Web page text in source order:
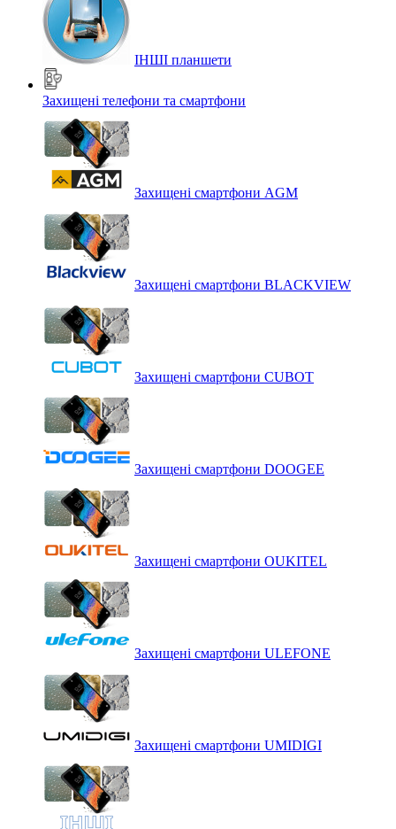
ІНШІ планшети
Захищені телефони та смартфони
Захищені смартфони AGM
Захищені смартфони BLACKVIEW
Захищені смартфони CUBOT
Захищені смартфони DOOGEE
Захищені смартфони OUKITEL
Захищені смартфони ULEFONE
Захищені смартфони UMIDIGI